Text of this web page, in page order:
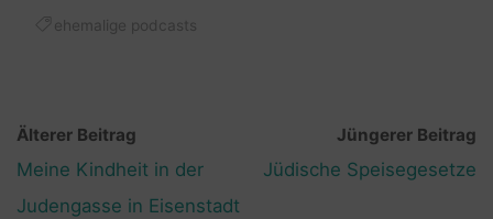
ehemalige podcasts
Älterer Beitrag
Meine Kindheit in der
Judengasse in Eisenstadt
Jüngerer Beitrag
Jüdische Speisegesetze